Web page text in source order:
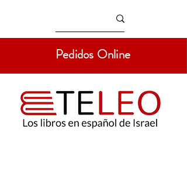
Pedidos Online